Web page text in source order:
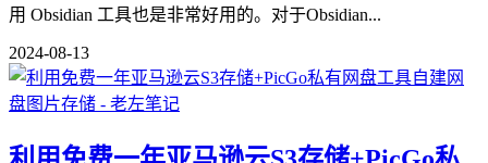
用 Obsidian 工具也是非常好用的。对于Obsidian...
2024-08-13